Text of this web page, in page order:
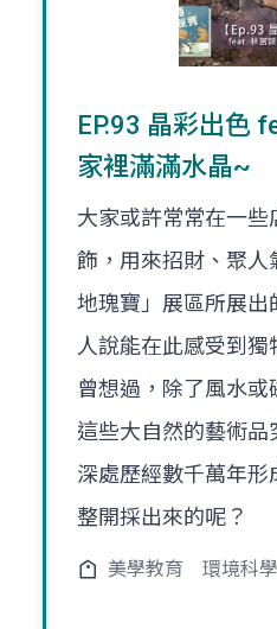
EP.93 晶彩出色
家裡滿滿水晶~
大家或許常常在一些
飾，用來招財、聚人
地瑰寶」展區所展出
人說能在此感受到
曾想過，除了風水或
這些大自然的藝術
深處歷經數千萬年
整開採出來的呢？
美學教育 環境科學